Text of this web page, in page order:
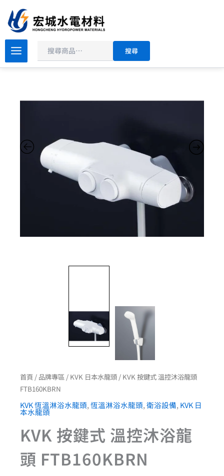
要
容
尋
搜尋
首頁 / 品牌專區 / KVK 日本水龍頭 / KVK 按鍵式 溫控沐浴龍頭
FTB160KBRN
KVK 恆溫淋浴水龍頭,恆溫淋浴水龍頭,衛浴設備, KVK 日
本水龍頭
KVK 按鍵式 溫控沐浴龍
頭 FTB160KBRN
始
價
目
前
價
KVK
按
鍵
沐
FTB160KBRN
數